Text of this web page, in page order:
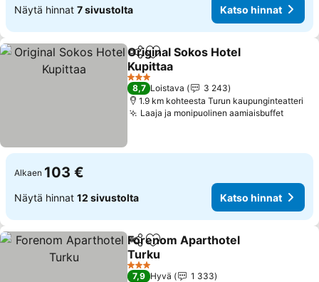
Näytä hinnat 7 sivustolta Katso hinnat
Jaa Lisää suosikkeihin
Original Sokos Hotel
Kupittaa
Katso hinnat
3 Tähtiluokitus
8,7 Loistava
3 243
1.9 km kohteesta Turun kaupunginteatteri
Laaja ja monipuolinen aamiaisbuffetKatso
Alkaen 103 €
Näytä hinnat 12 sivustolta Katso hinnat
Jaa Lisää suosikkeihin
Forenom Aparthotel
Turku
Katso hinnat
3 Tähtiluokitus
7,9 Hyvä
1 333